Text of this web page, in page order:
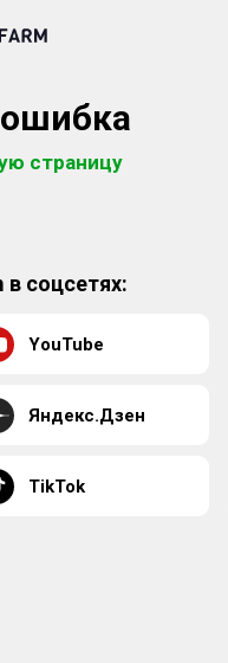
страницу
в соцсетях:
YouTube
Яндекс.Дзен
TikTok